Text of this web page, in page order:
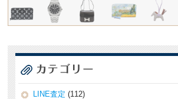
LINE査定 (112)